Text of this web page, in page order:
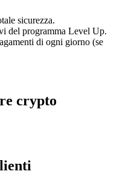
sicurezza.
del programma Level Up.
di ogni giorno (se
crypto